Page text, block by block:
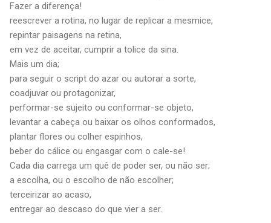
Fazer a diferença!
reescrever a rotina, no lugar de replicar a mesmice,
repintar paisagens na retina,
em vez de aceitar, cumprir a tolice da sina.
Mais um dia;
para seguir o script do azar ou autorar a sorte,
coadjuvar ou protagonizar,
performar-se sujeito ou conformar-se objeto,
levantar a cabeça ou baixar os olhos conformados,
plantar flores ou colher espinhos,
beber do cálice ou engasgar com o cale-se!
Cada dia carrega um quê de poder ser, ou não ser;
a escolha, ou o escolho de não escolher;
terceirizar ao acaso,
entregar ao descaso do que vier a ser.